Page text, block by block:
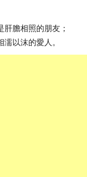
膽相照的朋友；
以沫的愛人。